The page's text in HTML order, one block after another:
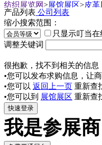
纺织展览网>展馆展区>皮革
产品列表 公司列表
缩小搜索范围：
只显示叮当在
调整关键词
很抱歉，找不到相关的信息
•您可以发布求购信息，让
•您可以 返回上一页 重新查
•您可以到 展馆展区 重新查
我是参展商